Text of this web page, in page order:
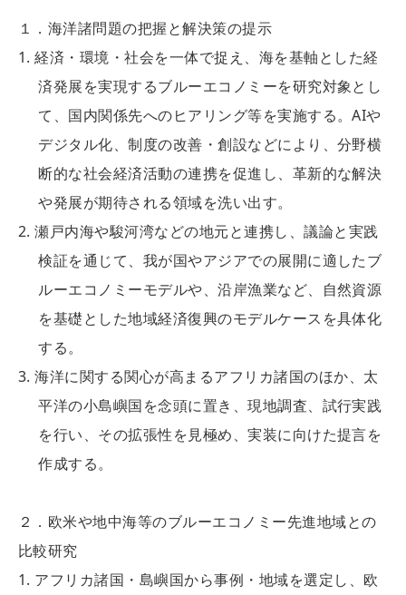
１．海洋諸問題の把握と解決策の提示
経済・環境・社会を一体で捉え、海を基軸とした経
済発展を実現するブルーエコノミーを研究対象とし
て、国内関係先へのヒアリング等を実施する。AIや
デジタル化、制度の改善・創設などにより、分野横
断的な社会経済活動の連携を促進し、革新的な解決
や発展が期待される領域を洗い出す。
瀬戸内海や駿河湾などの地元と連携し、議論と実践
検証を通じて、我が国やアジアでの展開に適したブ
ルーエコノミーモデルや、沿岸漁業など、自然資源
を基礎とした地域経済復興のモデルケースを具体化
する。
海洋に関する関心が高まるアフリカ諸国のほか、太
平洋の小島嶼国を念頭に置き、現地調査、試行実践
を行い、その拡張性を見極め、実装に向けた提言を
作成する。
２．欧米や地中海等のブルーエコノミー先進地域との
比較研究
アフリカ諸国・島嶼国から事例・地域を選定し、欧